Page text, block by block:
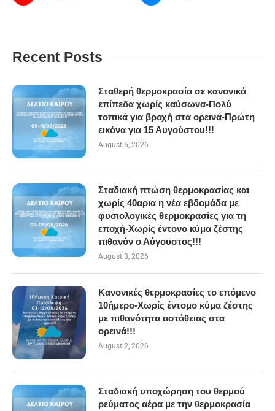
Recent Posts
Σταθερή θερμοκρασία σε κανονικά
επίπεδα χωρίς καύσωνα-Πολύ
τοπικά για βροχή στα ορεινά-Πρώτη
εικόνα για 15 Αυγούστου!!!
August 5, 2026
Σταδιακή πτώση θερμοκρασίας και
χωρίς 40αρια η νέα εβδομάδα με
φυσιολογικές θερμοκρασίες για τη
εποχή-Χωρίς έντονο κύμα ζέστης
πιθανόν ο Αύγουστος!!!
August 3, 2026
Κανονικές θερμοκρασίες το επόμενο
10ήμερο-Χωρίς έντομο κύμα ζέστης
με πιθανότητα αστάθειας στα
ορεινά!!!
August 2, 2026
Σταδιακή υποχώρηση του θερμού
ρεύματος αέρα με την θερμοκρασία